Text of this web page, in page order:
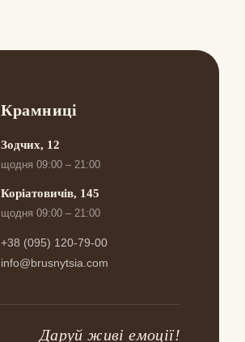
Крамниці
Зодчих, 12
щодня 09:00 – 21:00
Коріатовичів, 145
щодня 09:00 – 21:00
+38 (095) 120-79-00
info@brusnytsia.com
Даруй живі емоції!